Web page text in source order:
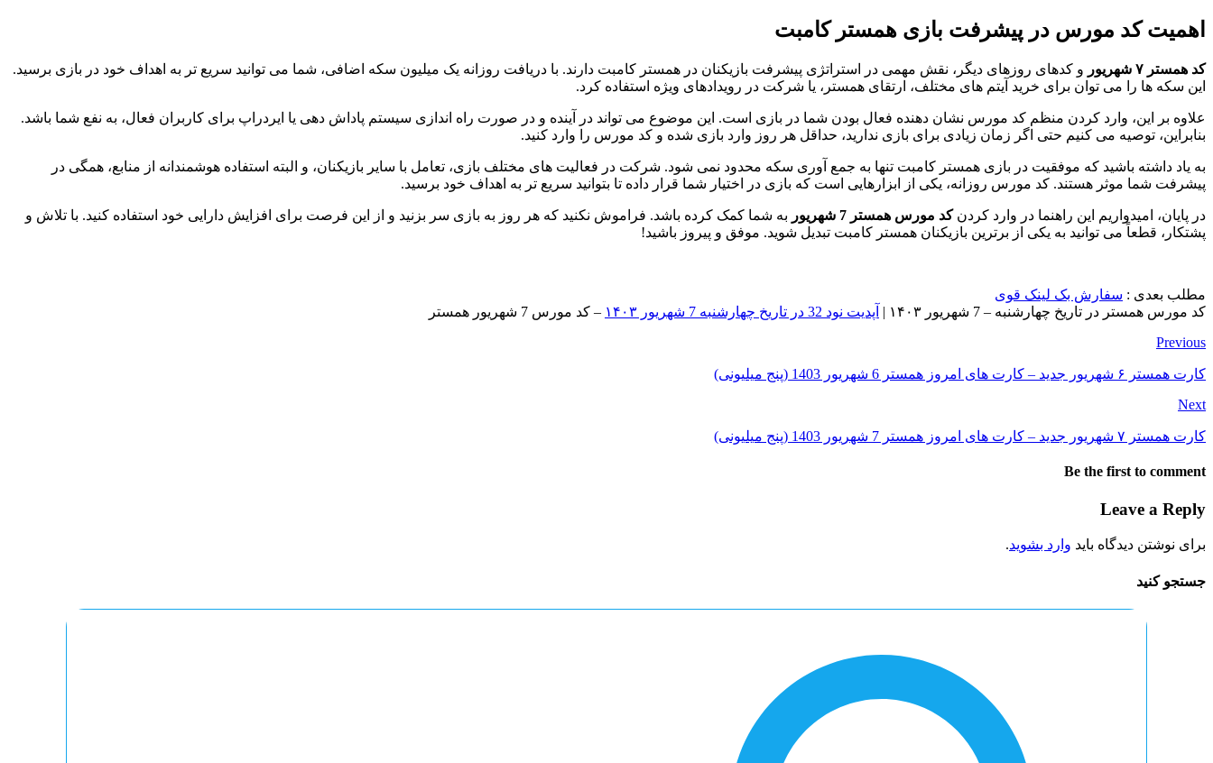
اهمیت کد مورس در پیشرفت بازی همستر کامبت
کد همستر ۷ شهریور
و کدهای روزهای دیگر، نقش مهمی در استراتژی پیشرفت بازیکنان در همستر کامبت دارند. با دریافت روزانه یک میلیون سکه اضافی، شما می توانید سریع تر به اهداف خود در بازی برسید.
این سکه ها را می توان برای خرید آیتم های مختلف، ارتقای همستر، یا شرکت در رویدادهای ویژه استفاده کرد.
علاوه بر این، وارد کردن منظم کد مورس نشان دهنده فعال بودن شما در بازی است. این موضوع می تواند در آینده و در صورت راه اندازی سیستم پاداش دهی یا ایردراپ برای کاربران فعال، به نفع شما باشد.
بنابراین، توصیه می کنیم حتی اگر زمان زیادی برای بازی ندارید، حداقل هر روز وارد بازی شده و کد مورس را وارد کنید.
به یاد داشته باشید که موفقیت در بازی همستر کامبت تنها به جمع آوری سکه محدود نمی شود. شرکت در فعالیت های مختلف بازی، تعامل با سایر بازیکنان، و البته استفاده هوشمندانه از منابع، همگی در
پیشرفت شما موثر هستند. کد مورس روزانه، یکی از ابزارهایی است که بازی در اختیار شما قرار داده تا بتوانید سریع تر به اهداف خود برسید.
در پایان، امیدواریم این راهنما در وارد کردنکد مورس همستر 7 شهریور
به شما کمک کرده باشد. فراموش نکنید که هر روز به بازی سر بزنید و از این فرصت برای افزایش دارایی خود استفاده کنید. با تلاش و
پشتکار، قطعاً می توانید به یکی از برترین بازیکنان همستر کامبت تبدیل شوید. موفق و پیروز باشید!
مطلب بعدی : سفارش بک لینک قوی
کد مورس همستر در تاریخ چهارشنبه – 7 شهریور ۱۴۰۳ |
آپدیت نود 32 در تاریخ چهارشنبه 7 شهریور ۱۴۰۳
– کد مورس 7 شهریور همستر
Previous
کارت همستر ۶ شهریور جدید – کارت های امروز همستر 6 شهریور 1403 (پنج میلیونی)
Next
کارت همستر ۷ شهریور جدید – کارت های امروز همستر 7 شهریور 1403 (پنج میلیونی)
Be the first to comment
Leave a Reply
برای نوشتن دیدگاه باید وارد بشوید.
جستجو کنید